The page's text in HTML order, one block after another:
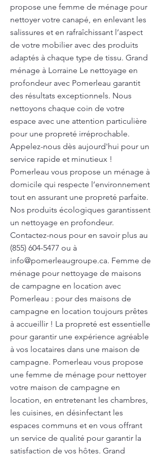
propose une femme de ménage pour
nettoyer votre canapé, en enlevant les
salissures et en rafraîchissant l’aspect
de votre mobilier avec des produits
adaptés à chaque type de tissu. Grand
ménage à Lorraine Le nettoyage en
profondeur avec Pomerleau garantit
des résultats exceptionnels. Nous
nettoyons chaque coin de votre
espace avec une attention particulière
pour une propreté irréprochable.
Appelez-nous dès aujourd'hui pour un
service rapide et minutieux !
Pomerleau vous propose un ménage à
domicile qui respecte l’environnement
tout en assurant une propreté parfaite.
Nos produits écologiques garantissent
un nettoyage en profondeur.
Contactez-nous pour en savoir plus au
(855) 604-5477 ou à
info@pomerleaugroupe.ca. Femme de
ménage pour nettoyage de maisons
de campagne en location avec
Pomerleau : pour des maisons de
campagne en location toujours prêtes
à accueillir ! La propreté est essentielle
pour garantir une expérience agréable
à vos locataires dans une maison de
campagne. Pomerleau vous propose
une femme de ménage pour nettoyer
votre maison de campagne en
location, en entretenant les chambres,
les cuisines, en désinfectant les
espaces communs et en vous offrant
un service de qualité pour garantir la
satisfaction de vos hôtes. Grand